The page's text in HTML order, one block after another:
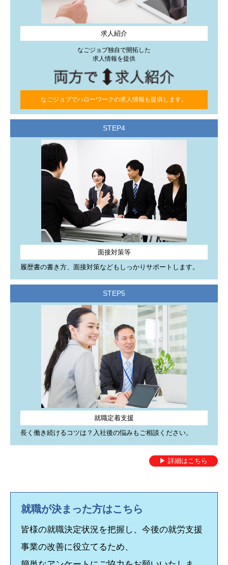
お知らせ
Instagramを更新しました
発信しています。
いいね＆フォロー＆保存♪お待ちしております。(更新：月水
金)。
お知らせ
2026年1月5日
Facebookで就職活動に役立つ情報やイベント情報などを発
信しています。(更新：月水金)
フォローやいいね！をお待ちしております。
お知らせ
2025年12月1日 就職準備セミナーのお知らせ
第7回なごジョブ就職準備セミナー申込開始しました。
「求職者向けセミナー情報」のページからご確認ください。
お知らせ
2025年12月1日 Instagramを更新しました
インスタ発信しています。
いいね＆フォロー＆保存♪お待ちしております。(更新：月水
お知らせ
Facebookを更新しました
フォローやいいね！をお待ちしております。
お知らせ
「求職者向けセミナー情報」のページからご確認ください。
求人紹介
なごジョブ独自で開拓した
求人情報を提供
なごジョブでハローワークの求人情報も提供します。
STEP4
面接対策等
履歴書の書き方、面接対策などもしっかりサポートします。
STEP5
就職定着支援
長く働き続けるコツは？入社後の悩みもご相談ください。
▶ 詳細はこちら
就職が決まった方はこちら
皆様の就職決定状況を把握し、今後の就労支援
事業の改善に役立てるため、